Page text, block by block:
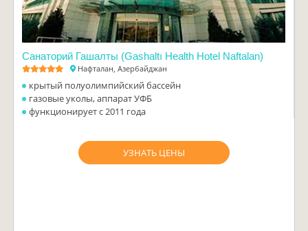
Санаторий Гашалты (Gashaltı Health Hotel Naftalan)
Нафталан, Азербайджан
крытый полуолимпийский бассейн
газовые уколы, аппарат УФБ
функционирует с 2011 года
УЗНАТЬ ЦЕНЫ